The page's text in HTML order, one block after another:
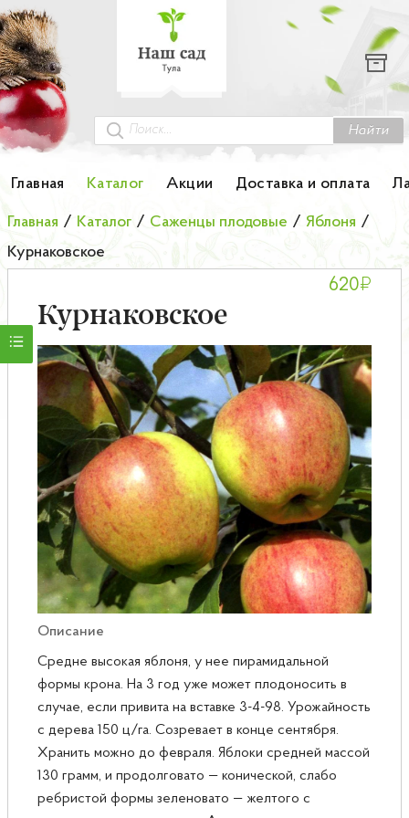
Найти
Главная Каталог Акции Доставка и оплата
Каталог
Гортензии
Грунты
Колоновидные деревья
Лук-севок
Малина
Мини-деревья
НОВИНКА Английские и Японские розы
Саженцы плодовые
Сирень
Главная / Каталог / Саженцы плодовые / Яблоня /
Курнаковское
Курнаковское
620₽
Описание
Средне высокая яблоня, у нее пирамидальной
формы крона. На 3 год уже может плодоносить в
случае, если привита на вставке 3-4-98. Урожайность
с дерева 150 ц/га. Созревает в конце сентября.
Хранить можно до февраля. Яблоки средней массой
130 грамм, и продолговато — конической, слабо
ребристой формы зеленовато — желтого с